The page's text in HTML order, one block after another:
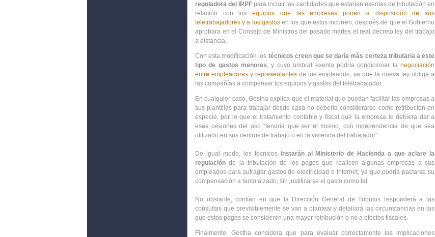
reguladora del IRPF para incluir las cantidades que estarían exentas de tributación en
relación con losequipos que las empresas ponen a disposición de sus
teletrabajadores y a los gastosen los que estos incurren, después de que el Gobierno
aprobara en el Consejo de Ministros del pasado martes el real decreto ley del trabajo
a distancia.
Con esta modificación los técnicos creen que se daría más certeza tributaria a este
tipo de gastos menores, y cuyo umbral exento podría condicionar lanegociación
entre empleadores y representantes de los empleados, ya que la nueva ley obliga a
las compañías a compensar los equipos y gastos del teletrabajador.
En cualquier caso, Gestha explica que el material que puedan facilitar las empresas a
sus plantillas para trabajar desde casa no debería considerarse como retribución en
especie, por lo que el tratamiento contable y fiscal que la empresa le debiera dar a
esas cesiones del uso "tendría que ser el mismo, con independencia de que sea
utilizado en sus centros de trabajo o en la vivienda del trabajador".
De igual modo, los técnicos instarán al Ministerio de Hacienda a que aclare la
regulación de la tributación de los pagos que realicen algunas empresas a sus
empleados para sufragar gastos de electricidad o Internet, ya que podría pactarse su
compensación a tanto alzado, sin justificarse el gasto como tal.
No obstante, confían en que la Dirección General de Tributos responderá a las
consultas que previsiblemente se van a plantear y detallará las circunstancias en las
que estos pagos se consideren una mayor retribución o no a efectos fiscales.
Finalmente, Gestha considera que para evaluar correctamente las implicaciones